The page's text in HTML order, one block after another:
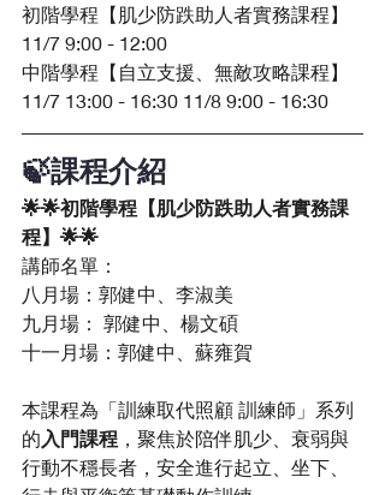
初階學程【肌少防跌助人者實務課程】
11/7 9:00 - 12:00
中階學程【自立支援、無敵攻略課程】
11/7 13:00 - 16:30 11/8 9:00 - 16:30
🍃課程介紹
🌟🌟初階學程【肌少防跌助人者實務課
程】🌟🌟
講師名單：
八月場：郭健中、李淑美
九月場： 郭健中、楊文碩
十一月場：郭健中、蘇雍賀
本課程為「訓練取代照顧 訓練師」系列
的 入門課程 ，聚焦於陪伴肌少、衰弱與
行動不穩長者，安全進行起立、坐下、